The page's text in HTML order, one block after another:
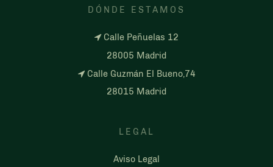
DÓNDE ESTAMOS
Calle Peñuelas 12
28005 Madrid
Calle Guzmán El Bueno,74
28015 Madrid
LEGAL
Aviso Legal